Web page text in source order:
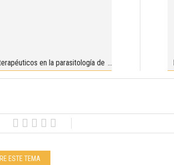
en la parasitología de
perros y gatos
ESTE TEMA